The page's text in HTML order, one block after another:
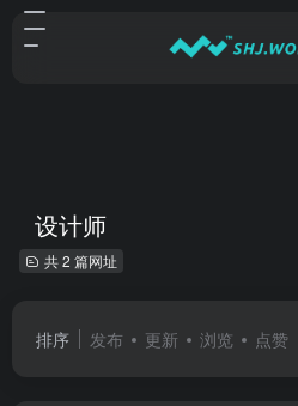
设计师
共 2 篇网址
排序 发布 更新 浏览 点赞